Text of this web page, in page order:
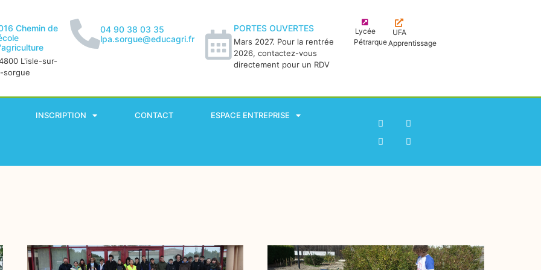
Chemin de
L'isle-sur-
sorgue
04 90 38 03 35
lpa.sorgue@educagri.fr
PORTES OUVERTES
Mars 2027. Pour la rentrée
2026, contactez-vous
directement pour un RDV
Lycée
Pétrarque
UFA
Apprentissage
INSCRIPTION CONTACT ESPACE ENTREPRISE